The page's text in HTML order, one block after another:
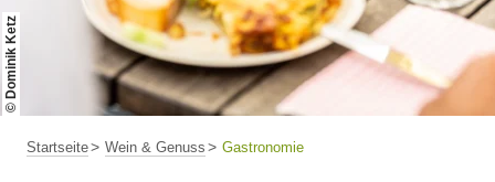
© Dominik Ketz
Startseite Wein & Genuss Gastronomie